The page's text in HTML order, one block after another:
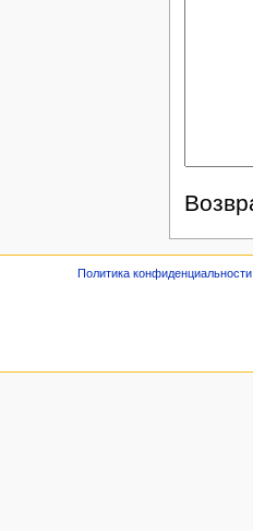
Политика конфиденциальности